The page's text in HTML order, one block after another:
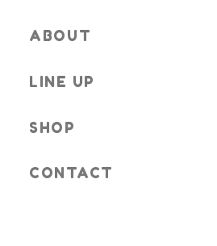
ABOUT
LINE UP
SHOP
CONTACT